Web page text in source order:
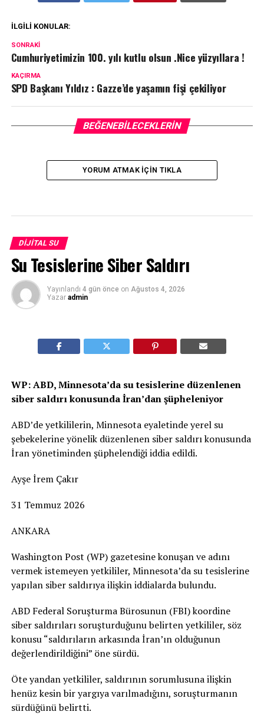
İLGILI KONULAR:
SONRAKI
Cumhuriyetimizin 100. yılı kutlu olsun .Nice yüzyıllara !
KAÇIRMA
SPD Başkanı Yıldız : Gazze’de yaşamın fişi çekiliyor
BEĞENEBILECEKLERIN
YORUM ATMAK IÇIN TIKLA
DIJITAL SU
Su Tesislerine Siber Saldırı
Yayınlandı 4 gün önce on Ağustos 4, 2026
Yazar admin
WP: ABD, Minnesota’da su tesislerine düzenlenen
siber saldırı konusunda İran’dan şüpheleniyor
ABD’de yetkililerin, Minnesota eyaletinde yerel su
şebekelerine yönelik düzenlenen siber saldırı konusunda
İran yönetiminden şüphelendiği iddia edildi.
Ayşe İrem Çakır
31 Temmuz 2026
ANKARA
Washington Post (WP) gazetesine konuşan ve adını
vermek istemeyen yetkililer, Minnesota’da su tesislerine
yapılan siber saldırıya ilişkin iddialarda bulundu.
ABD Federal Soruşturma Bürosunun (FBI) koordine
siber saldırıları soruşturduğunu belirten yetkililer, söz
konusu “saldırıların arkasında İran’ın olduğunun
değerlendirildiğini” öne sürdü.
Öte yandan yetkililer, saldırının sorumlusuna ilişkin
henüz kesin bir yargıya varılmadığını, soruşturmanın
sürdüğünü belirtti.